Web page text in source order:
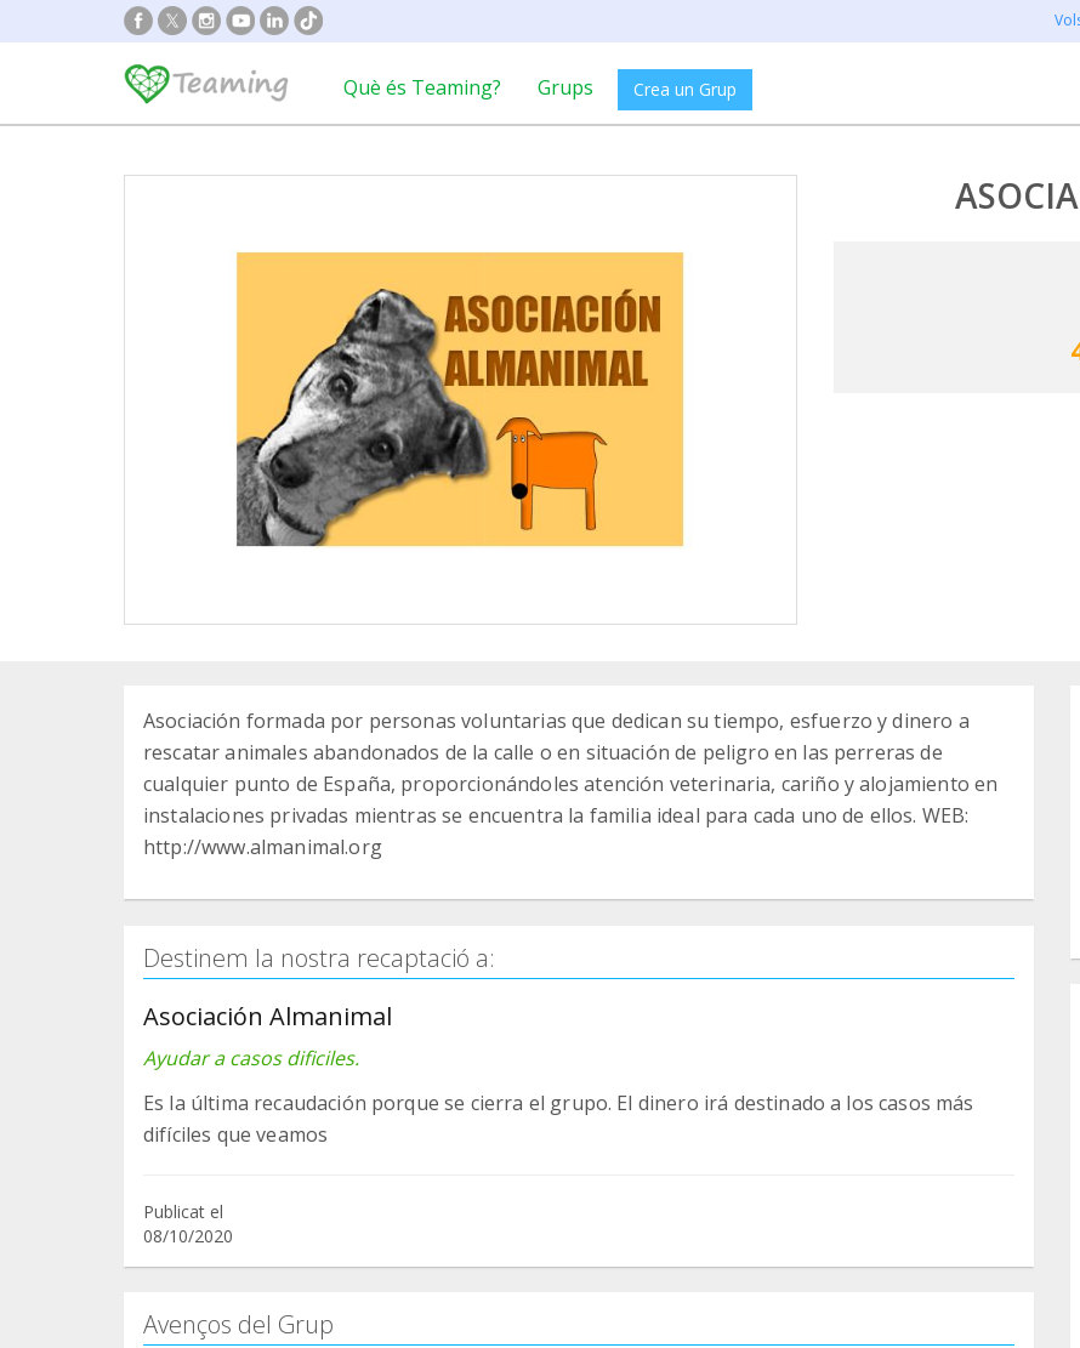
Què és Teaming? Grups Crea un Grup
Asociación formada por personas voluntarias que dedican su tiempo, esfuerzo y dinero a
rescatar animales abandonados de la calle o en situación de peligro en las perreras de
cualquier punto de España, proporcionándoles atención veterinaria, cariño y alojamiento en
instalaciones privadas mientras se encuentra la familia ideal para cada uno de ellos. WEB:
http://www.almanimal.org
Destinem la nostra recaptació a:
Asociación Almanimal
Ayudar a casos dificiles.
Es la última recaudación porque se cierra el grupo. El dinero irá destinado a los casos más
difíciles que veamos
Publicat el
08/10/2020
Avenços del Grup